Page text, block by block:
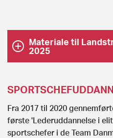
Materiale til
2025
Fra 2017 til 2020
første 'Lederuddannelse i
sportschefer i de Team